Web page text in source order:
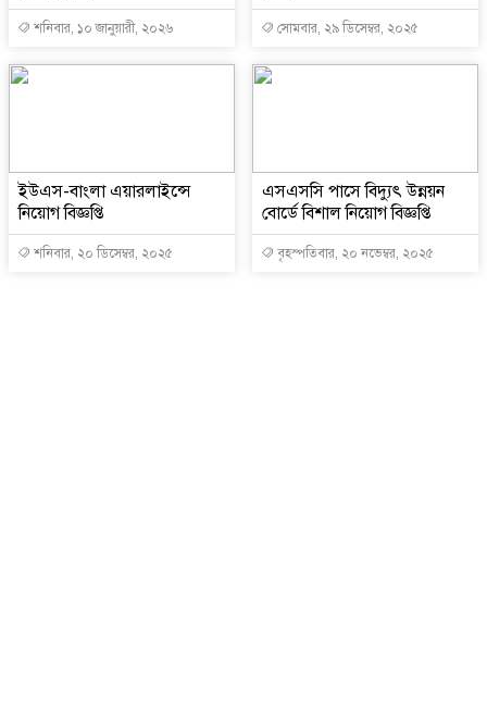
শনিবার, ১০ জানুয়ারী, ২০২৬ সোমবার, ২৯ ডিসেম্বর, ২০২৫
ইউএস-বাংলা এয়ারলাইন্সে
নিয়োগ বিজ্ঞপ্তি
শনিবার, ২০ ডিসেম্বর, ২০২৫
এসএসসি পাসে বিদ্যুৎ উন্নয়ন
বোর্ডে বিশাল নিয়োগ বিজ্ঞপ্তি
বৃহস্পতিবার, ২০ নভেম্বর, ২০২৫